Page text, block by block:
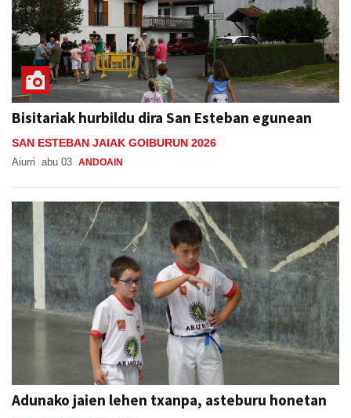
Bisitariak hurbildu dira San Esteban egunean
SAN ESTEBAN JAIAK GOIBURUN 2026
Aiurri abu 03 ANDOAIN
Adunako jaien lehen txanpa, asteburu honetan